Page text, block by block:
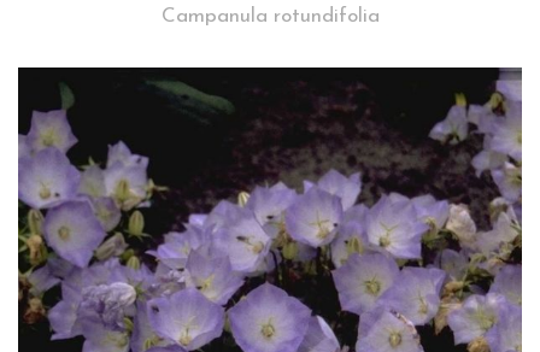
Campanula rotundifolia